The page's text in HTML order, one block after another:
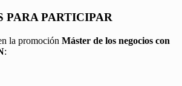
PARTICIPAR
la promoción Máster de los negocios con
: